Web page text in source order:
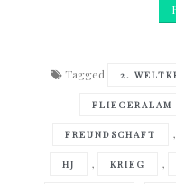
Tagged 2.
FLIEGERALAM
FREUNDSCHAFT ,
HJ , KRIEG ,